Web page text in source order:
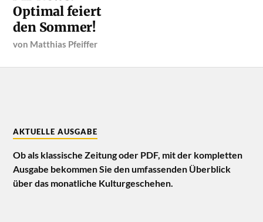
Optimal feiert
den Sommer!
von Matthias Pfeiffer
AKTUELLE AUSGABE
Ob als klassische Zeitung oder PDF, mit der kompletten
Ausgabe bekommen Sie den umfassenden Überblick
über das monatliche Kulturgeschehen.